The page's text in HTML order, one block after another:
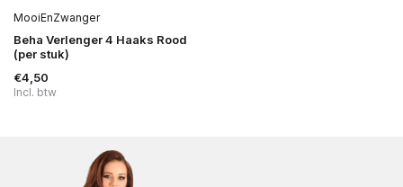
MooiEnZwanger
Beha Verlenger 4 Haaks Rood
(per stuk)
€4,50
Incl. btw